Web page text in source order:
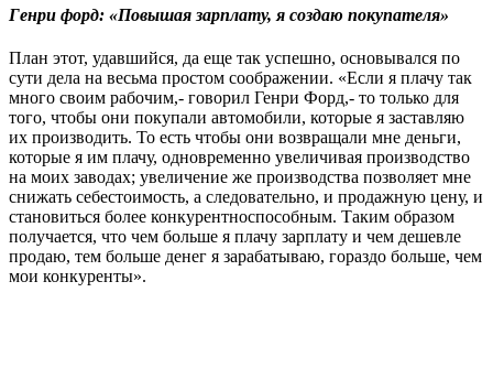
Генри форд: «Повышая зарплату, я создаю покупателя»
План этот, удавшийся, да еще так успешно, основывался по
сути дела на весьма простом соображении. «Если я плачу так
много своим рабочим,- говорил Генри Форд,- то только для
того, чтобы они покупали автомобили, которые я заставляю
их производить. То есть чтобы они возвращали мне деньги,
которые я им плачу, одновременно увеличивая производство
на моих заводах; увеличение же производства позволяет мне
снижать себестоимость, а следовательно, и продажную цену, и
становиться более конкурентноспособным. Таким образом
получается, что чем больше я плачу зарплату и чем дешевле
продаю, тем больше денег я зарабатываю, гораздо больше, чем
мои конкуренты».